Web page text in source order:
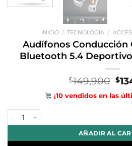
INICIO / TECNOLOGIA /
Audífonos Conducción
Bluetooth 5.4
$149,900 El
$
¡10 vendidos en las
AÑADIR AL